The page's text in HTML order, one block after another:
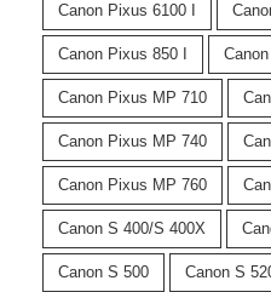
Canon Pixus 6100 I
Canon Pixus 850 I
Canon Pixus MP 710
Canon Pixus MP 740
Canon Pixus MP 760
Canon S 400/S 400X
Canon S 500 Canon S